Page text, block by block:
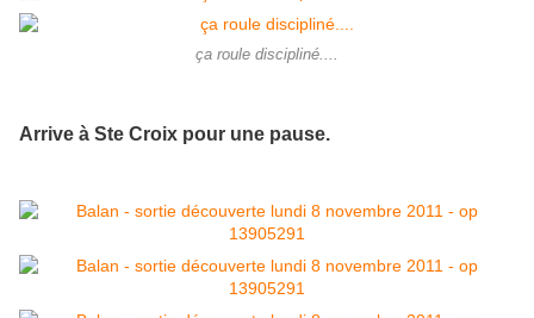
ça roule discipliné....
Arrive à Ste Croix pour une pause.